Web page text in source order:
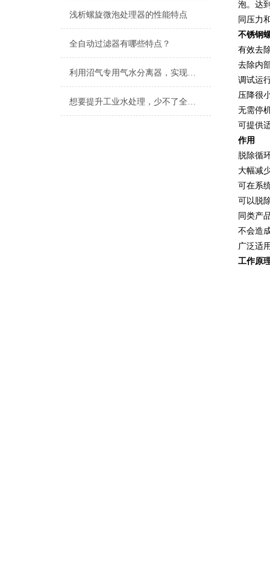
浅析螺旋微泡处理器的性能特点
全自动过滤器有哪些特点？
利用沼气专用气水分离器，实现高效能源转换
想要提升工业水处理，少不了全自动刷式过滤器的相助
泡。达
同压力
不锈钢
有效去
去除内
调试运
压降很
无需停
可提供
作用
脱除循
大幅减
可在系
可以脱
同类产
不会造
广泛适
工作原